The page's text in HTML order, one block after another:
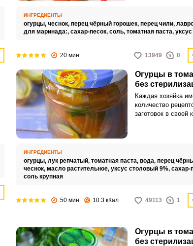
настоящий
ИНГРЕДИЕНТЫ
огурцы, чеснок, перец чёрный горошек, перец чили,
для маринада:, сахар-песок, соль, томатная паста,
20 мин 13949 0
Огурцы в
без
Каждая хозяйка
количество
заготовок в своей
ИНГРЕДИЕНТЫ
огурцы, лук репчатый, томатная паста, вода, перец
чеснок, масло растительное, уксус столовый 9%, сахар-
соль крупная
50 мин 10.3 кКал 49113 1
Огурцы в
без